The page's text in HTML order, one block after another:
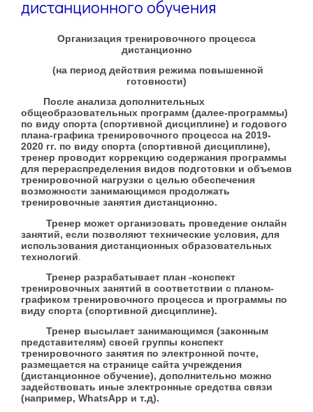
дистанционного обучения
Организация тренировочного процесса
дистанционно
(на период действия режима повышенной
готовности)
После анализа дополнительных
общеобразовательных программ (далее-программы)
по виду спорта (спортивной дисциплине) и годового
плана-графика тренировочного процесса на 2019-
2020 гг. по виду спорта (спортивной дисциплине),
тренер проводит коррекцию содержания программы
для перераспределения видов подготовки и объемов
тренировочной нагрузки с целью обеспечения
возможности занимающимся продолжать
тренировочные занятия дистанционно.
Тренер может организовать проведение онлайн
занятий, если позволяют технические условия, для
использования дистанционных образовательных
технологий
Тренер разрабатывает план -конспект
тренировочных занятий в соответствии с планом-
графиком тренировочного процесса и программы по
виду спорта (спортивной дисциплине).
Тренер высылает занимающимся (законным
представителям) своей группы конспект
тренировочного занятия по электронной почте,
размещается на странице сайта учреждения
(дистанционное обучение), дополнительно можно
задействовать иные электронные средства связи
(например, WhatsApp и т.д).